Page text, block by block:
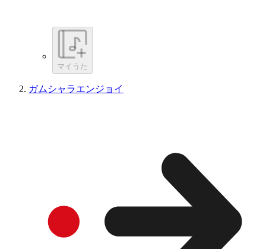
マイうた
ガムシャラエンジョイ